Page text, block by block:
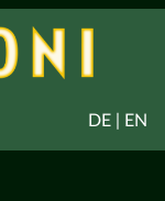
DE | EN